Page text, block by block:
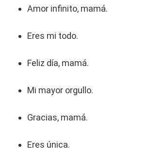
Amor infinito, mamá.
Eres mi todo.
Feliz día, mamá.
Mi mayor orgullo.
Gracias, mamá.
Eres única.